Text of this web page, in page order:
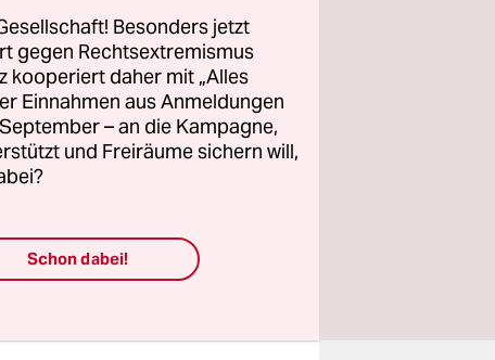
bisschen
er völlig
Besonders jetzt
gegen Rechtsextremismus
kooperiert daher mit „Alles
Einnahmen aus Anmeldungen
– an die Kampagne,
und Freiräume sichern will,
Schon dabei!